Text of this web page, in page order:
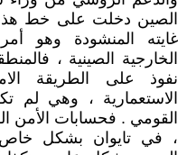
الصين دخلت على خط هذا
غايته المنشودة وهو
الخارجية الصينية ،
نفوذ على الطريقة
الاستعمارية ، وهي لم
القومي . فحسابات الأمن
، في تايوان بشكل